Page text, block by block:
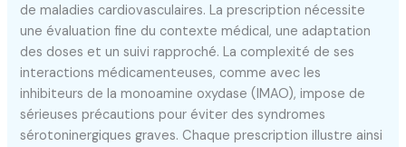
de maladies cardiovasculaires. La prescription nécessite
une évaluation fine du contexte médical, une adaptation
des doses et un suivi rapproché. La complexité de ses
interactions médicamenteuses, comme avec les
inhibiteurs de la monoamine oxydase (IMAO), impose de
sérieuses précautions pour éviter des syndromes
sérotoninergiques graves. Chaque prescription illustre ainsi